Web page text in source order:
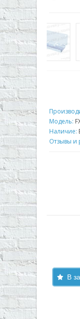
Модель:
Наличие:
Отзывы и
В